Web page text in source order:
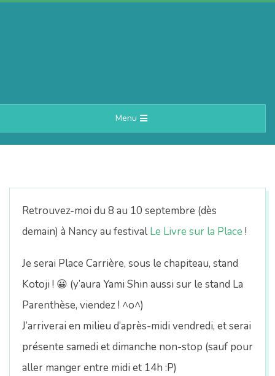
A
e
r
n
n
Navigation
Menu
Retrouvez-moi du 8 au 10 septembre (dès
demain) à Nancy au festivalLe Livre sur la Place !
Je serai Place Carrière, sous le chapiteau, stand
Kotoji ! 😀 (y’aura Yami Shin aussi sur le stand La
Parenthèse, viendez ! ^o^)
J’arriverai en milieu d’après-midi vendredi, et serai
présente samedi et dimanche non-stop (sauf pour
aller manger entre midi et 14h :P)